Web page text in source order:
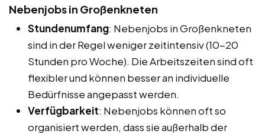
Nebenjobs in Großenkneten
Stundenumfang: Nebenjobs in Großenkneten
sind in der Regel weniger zeitintensiv (10-20
Stunden pro Woche). Die Arbeitszeiten sind oft
flexibler und können besser an individuelle
Bedürfnisse angepasst werden.
Verfügbarkeit: Nebenjobs können oft so
organisiert werden, dass sie außerhalb der